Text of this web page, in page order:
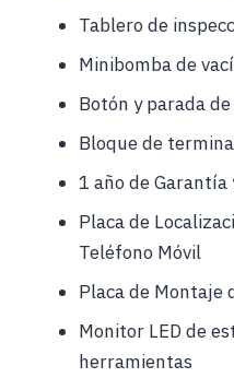
Tablero de
Minibomba de
Botón y parada
Bloque de
1 año de Garantía
Placa de
Teléfono Móvil
Placa de Montaje
Monitor LED de
herramientas